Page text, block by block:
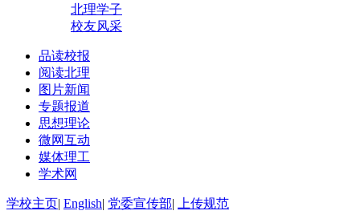
北理学子
校友风采
品读校报
阅读北理
图片新闻
专题报道
思想理论
微网互动
媒体理工
学术网
学校主页| English| 党委宣传部| 上传规范